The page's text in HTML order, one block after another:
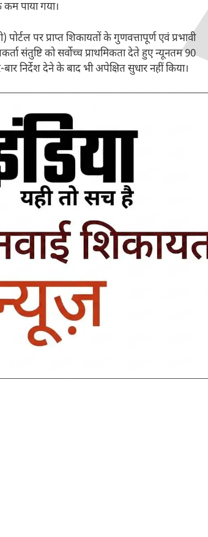
कम पाया गया।
पर प्राप्त शिकायतों के गुणवत्तापूर्ण एवं प्रभावी
संतुष्टि को सर्वाेच्च प्राथमिकता देते हुए न्यूनतम 90
निर्देश देने के बाद भी अपेक्षित सुधार नहीं किया।